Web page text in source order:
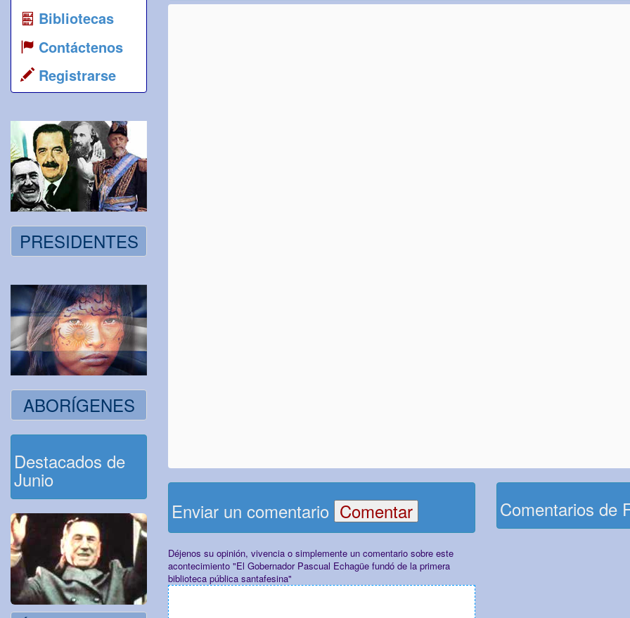
Bibliotecas
Contáctenos
Registrarse
PRESIDENTES
ABORÍGENES
Destacados de
Junio
Enviar un comentario
Déjenos su opinión, vivencia o simplemente un comentario sobre este
acontecimiento "El Gobernador Pascual Echagüe fundó de la primera
biblioteca pública santafesina"
Comentarios de